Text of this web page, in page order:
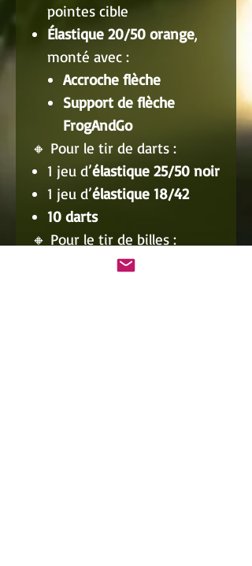
pointes cible
Élastique 20/50 orange,
monté avec :
Accroche flèche
Support de flèche
FrogAndGo
🔸 Pour le tir de darts :
1 jeu d’élastique 25/50 noir
1 jeu d’élastique 18/42
10 darts
🔸 Pour le tir de billes :
kit chassepour billes de 8